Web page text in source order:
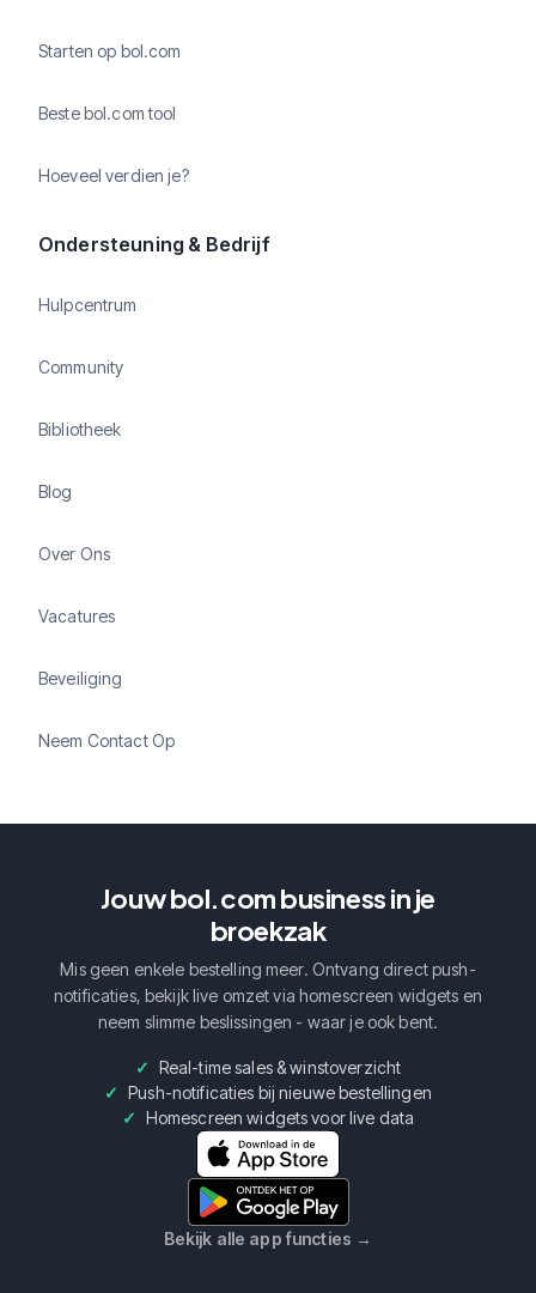
Starten op bol.com
Beste bol.com tool
Hoeveel verdien je?
Ondersteuning & Bedrijf
Hulpcentrum
Community
Bibliotheek
Blog
Over Ons
Vacatures
Beveiliging
Neem Contact Op
Jouw bol.com business in je
broekzak
Mis geen enkele bestelling meer. Ontvang direct push-
notificaties, bekijk live omzet via homescreen widgets en
neem slimme beslissingen - waar je ook bent.
Real-time sales & winstoverzicht
Push-notificaties bij nieuwe bestellingen
Homescreen widgets voor live data
Bekijk alle app functies →